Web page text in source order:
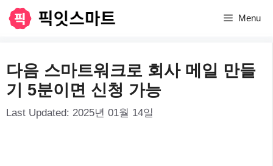
로
건
너
Menu
다음 스마트워크로 회사 메일 만들
기 5분이면 신청 가능
Last Updated: 2025년 01월 14일